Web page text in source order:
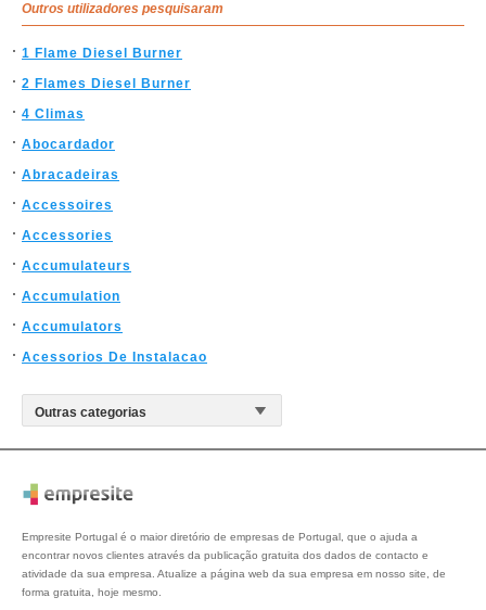
Outros utilizadores pesquisaram
1 Flame Diesel Burner
2 Flames Diesel Burner
4 Climas
Abocardador
Abracadeiras
Accessoires
Accessories
Accumulateurs
Accumulation
Accumulators
Acessorios De Instalacao
Empresite Portugal é o maior diretório de empresas de Portugal, que o ajuda a
encontrar novos clientes através da publicação gratuita dos dados de contacto e
atividade da sua empresa. Atualize a página web da sua empresa em nosso site, de
forma gratuita, hoje mesmo.